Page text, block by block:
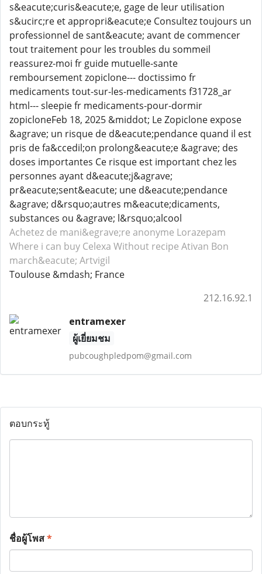
s&eacute;curis&eacute;e, gage de leur utilisation
s&ucirc;re et appropri&eacute;e Consultez toujours un
professionnel de sant&eacute; avant de commencer
tout traitement pour les troubles du sommeil
reassurez-moi fr guide mutuelle-sante
remboursement zopiclone--- doctissimo fr
medicaments tout-sur-les-medicaments f31728_ar
html--- sleepie fr medicaments-pour-dormir
zopicloneFeb 18, 2025 &middot; Le Zopiclone expose
&agrave; un risque de d&eacute;pendance quand il est
pris de fa&ccedil;on prolong&eacute;e &agrave; des
doses importantes Ce risque est important chez les
personnes ayant d&eacute;j&agrave;
pr&eacute;sent&eacute; une d&eacute;pendance
&agrave; d&rsquo;autres m&eacute;dicaments,
substances ou &agrave; l&rsquo;alcool
Achetez de mani&egrave;re anonyme Lorazepam
Where i can buy Celexa Without recipe Ativan Bon
march&eacute; Artvigil
Toulouse &mdash; France
212.16.92.1
entramexer
ผู้เยี่ยมชม
pubcoughpledpom@gmail.com
ตอบกระทู้
ชื่อผู้โพส*